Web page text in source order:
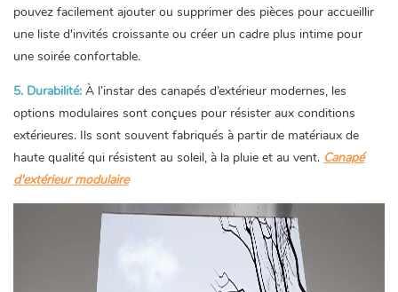
pouvez facilement ajouter ou supprimer des pièces pour accueillir
une liste d'invités croissante ou créer un cadre plus intime pour
une soirée confortable.
5. Durabilité: À l’instar des canapés d’extérieur modernes, les
options modulaires sont conçues pour résister aux conditions
extérieures. Ils sont souvent fabriqués à partir de matériaux de
haute qualité qui résistent au soleil, à la pluie et au vent. Canapé
d'extérieur modulaire